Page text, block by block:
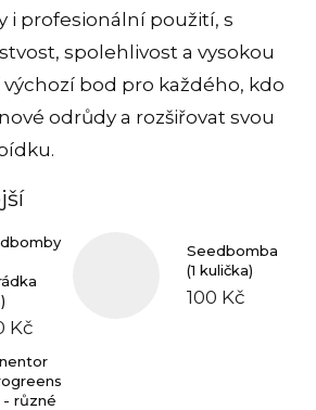
i profesionální použití, s
spolehlivost a vysokou
bod pro každého, kdo
odrůdy a rozšiřovat svou
Kč
Seedbomba
(1 kulička)
100 Kč
- různé